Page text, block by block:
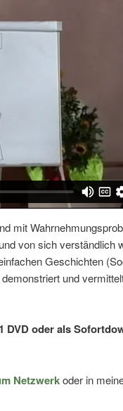
mit
von sich verständlich
Geschichten
und
DVD oder als
Netzwerkoder in